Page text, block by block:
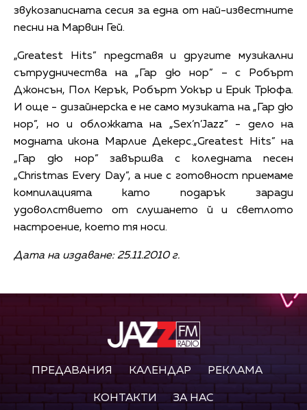
звукозаписната сесия за една от най-известните
песни на Марвин Гей.
„Greatest Hits” представя и другите музикални
сътрудничества на „Гар дю нор” – с Робърт
Джонсън, Пол Керък, Робърт Уокър и Ерик Трюфа.
И още - дизайнерска е не само музиката на „Гар дю
нор”, но и обложката на „Sex’n’Jazz” - дело на
модната икона Марлие Декерс.„Greatest Hits” на
„Гар дю нор” завършва с коледната песен
„Christmas Every Day”, а ние с готовност приемаме
компилацията като подарък заради
удоволствието от слушането й и светлото
настроение, което тя носи.
Дата на издаване: 25.11.2010 г.
ПРЕДАВАНИЯ КАЛЕНДАР РЕКЛАМА
КОНТАКТИ ЗА НАС